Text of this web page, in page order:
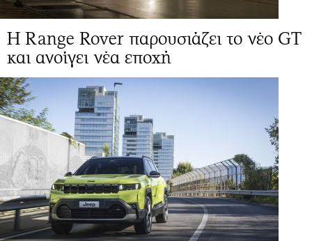
Η Range Rover παρουσιάζει το νέο GT
και ανοίγει νέα εποχή